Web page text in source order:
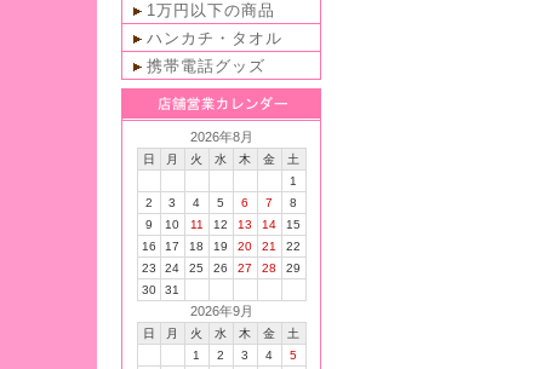
1万円以下の商品
ハンカチ・タオル
携帯電話グッズ
2026年8月
日 月 火 水 木 金
土
1
2
3 4 5 6 7
8
9
10 11 12 13 14
15
16
17 18 19 20 21
22
23
24 25 26 27 28
29
30
31
2026年9月
日 月 火 水 木 金
土
1
2 3 4
5